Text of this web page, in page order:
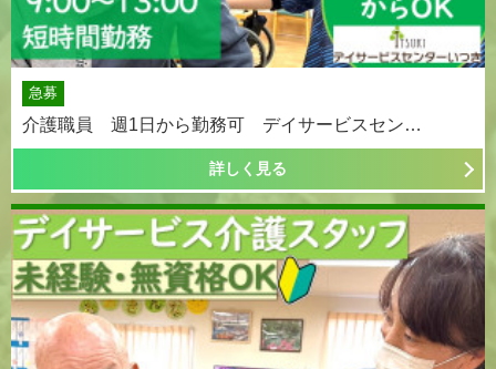
急募
介護職員 週1日から勤務可 デイサービスセン…
詳しく見る